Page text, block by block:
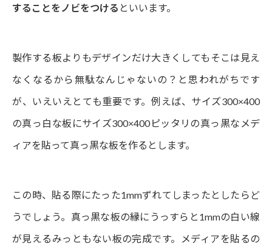
することをノビをつける といいます。
製作する板よりもデザインだけ大きくしてもそこは見え
なくなるから無駄なんじゃないの？と思われがちです
が、いえいえとても重要です。例えば、サイズ300×400
の真っ白な板にサイズ300×400ピッタリの真っ黒なメデ
ィアを貼って真っ黒な板を作るとします。
この時、貼る際にたった1mmずれてしまったとしたらど
うでしょう。真っ黒な板の縁にうっすらと1mmの白い線
が見えるみっともない板の完成です。メディアを貼るの